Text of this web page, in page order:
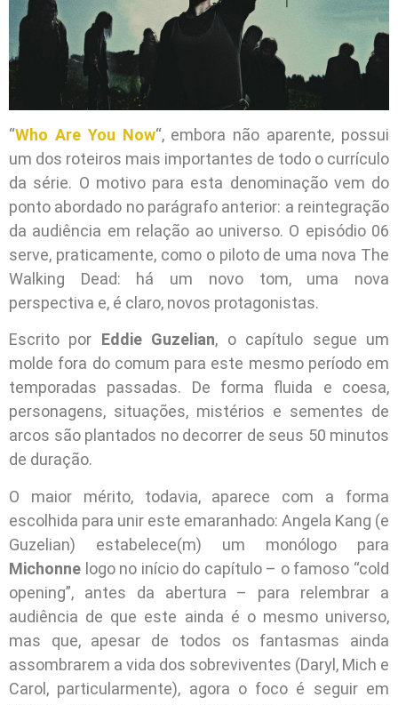
“Who Are You Now“, embora não aparente, possui
um dos roteiros mais importantes de todo o currículo
da série. O motivo para esta denominação vem do
ponto abordado no parágrafo anterior: a reintegração
da audiência em relação ao universo. O episódio 06
serve, praticamente, como o piloto de uma nova The
Walking Dead: há um novo tom, uma nova
perspectiva e, é claro, novos protagonistas.
Escrito por Eddie Guzelian, o capítulo segue um
molde fora do comum para este mesmo período em
temporadas passadas. De forma fluida e coesa,
personagens, situações, mistérios e sementes de
arcos são plantados no decorrer de seus 50 minutos
de duração.
O maior mérito, todavia, aparece com a forma
escolhida para unir este emaranhado: Angela Kang (e
Guzelian) estabelece(m) um monólogo para
Michonne logo no início do capítulo – o famoso “cold
opening”, antes da abertura – para relembrar a
audiência de que este ainda é o mesmo universo,
mas que, apesar de todos os fantasmas ainda
assombrarem a vida dos sobreviventes (Daryl, Mich e
Carol, particularmente), agora o foco é seguir em